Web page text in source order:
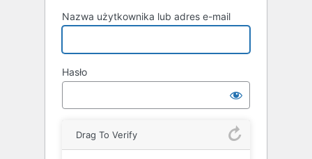
Nazwa użytkownika lub adres e-mail
Hasło
Drag To Verify